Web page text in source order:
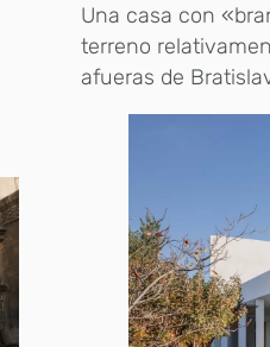
Una casa con
terreno
afueras de